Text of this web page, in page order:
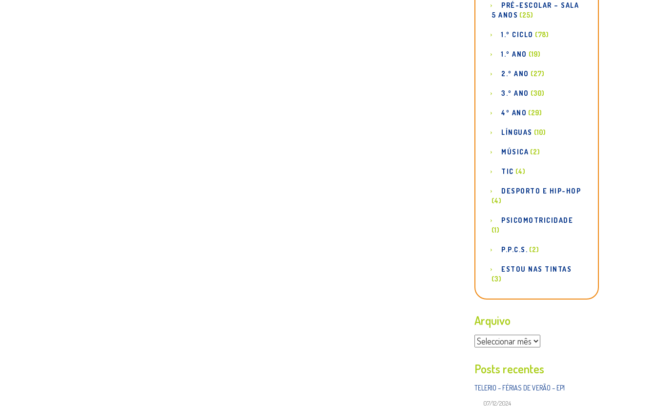
PRÉ-ESCOLAR – SALA
5 ANOS (25)
1.º CICLO (78)
1.º ANO (19)
2.º ANO (27)
3.º ANO (30)
4º ANO (29)
LÍNGUAS (10)
MÚSICA (2)
TIC (4)
DESPORTO E HIP-HOP
(4)
PSICOMOTRICIDADE
(1)
P.P.C.S. (2)
ESTOU NAS TINTAS
(3)
Arquivo
Arquivo
Posts recentes
TELERIO – FÉRIAS DE VERÃO – EP1
07/12/2024